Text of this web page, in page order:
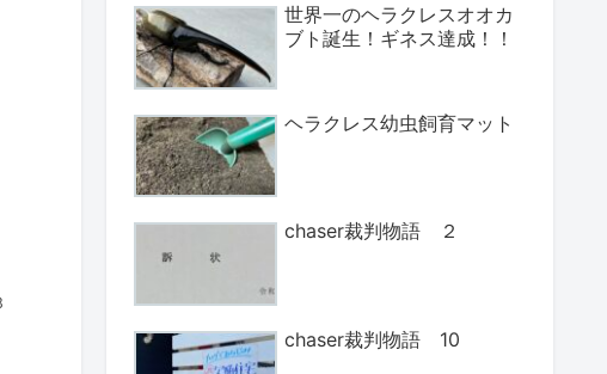
世界一のヘラクレスオオカ
ブト誕生！ギネス達成！！
ヘラクレス幼虫飼育マット
chaser裁判物語 ２
chaser裁判物語 10